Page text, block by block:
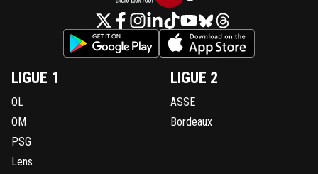
LIGUE 1
OL
OM
PSG
Lens
LIGUE 2
ASSE
Bordeaux